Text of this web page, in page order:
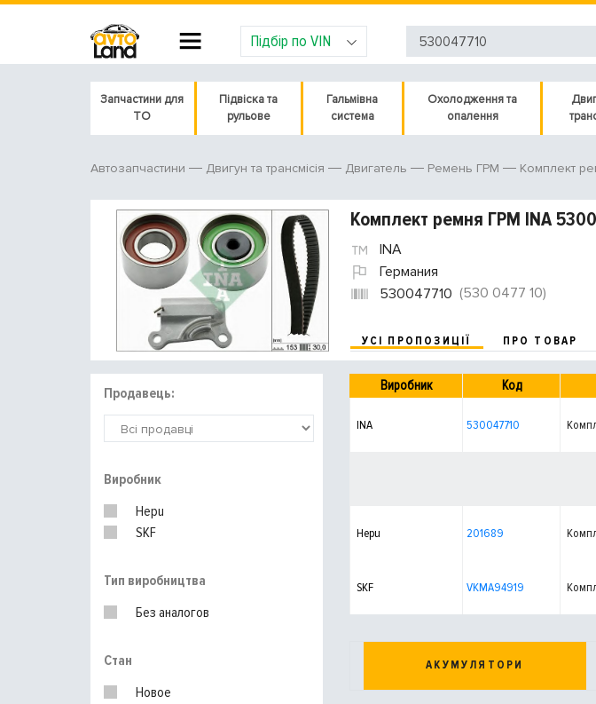
Підбір по VIN
Запчастини для
ТО
Підвіска та
рульове
Гальмівна
система
Охолодження та
опалення
Автозапчастини Двигун та трансмісія Двигатель Ремень ГРМ Комплект
Комплект ремня ГРМ INA
INA
Германия
530047710 (530 0477 10)
УСІ ПРОПОЗИЦІЇ ПРО ТОВАР
Продавець:
Виробник
Hepu
SKF
Тип виробництва
Без аналогов
Стан
Новое
Виробник Код
INA 530047710
Hepu 201689
SKF VKMA94919
АКУМУЛЯТОРИ